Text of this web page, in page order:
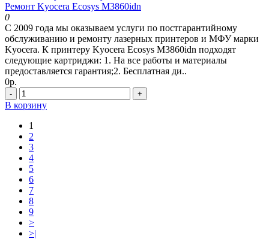
Ремонт Kyocera Ecosys M3860idn
0
С 2009 года мы оказываем услуги по постгарантийному
обслуживанию и ремонту лазерных принтеров и МФУ марки
Kyocera. К принтеру Kyocera Ecosys M3860idn подходят
следующие картриджи: 1. На все работы и материалы
предоставляется гарантия;2. Бесплатная ди..
0р.
- +
В корзину
1
2
3
4
5
6
7
8
9
>
>|